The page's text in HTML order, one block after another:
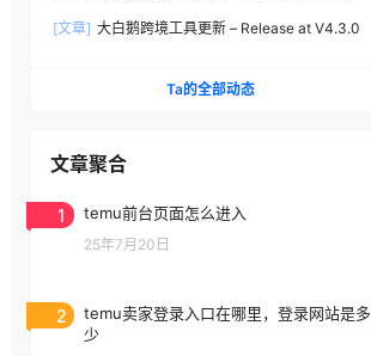
[文章] 大白鹅跨境工具更新 – Release at V4.3.0
Ta的全部动态
文章聚合
1 temu前台页面怎么进入
25年7月20日
2
temu卖家登录入口在哪里，登录网站是多
少